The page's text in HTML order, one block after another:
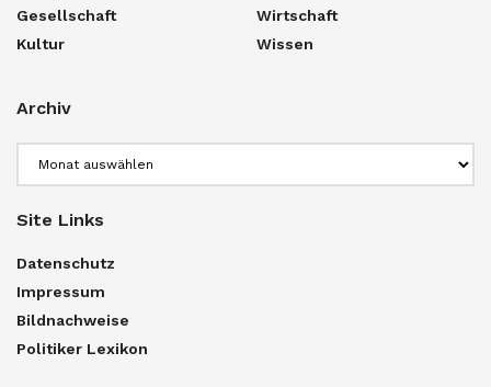
Gesellschaft
Kultur
Wirtschaft
Wissen
Archiv
Site Links
Datenschutz
Impressum
Bildnachweise
Politiker Lexikon